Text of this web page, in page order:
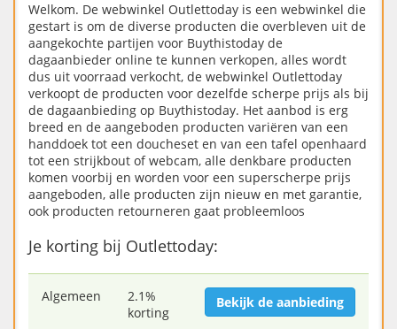
Welkom. De webwinkel Outlettoday is een webwinkel die
gestart is om de diverse producten die overbleven uit de
aangekochte partijen voor Buythistoday de
dagaanbieder online te kunnen verkopen, alles wordt
dus uit voorraad verkocht, de webwinkel Outlettoday
verkoopt de producten voor dezelfde scherpe prijs als bij
de dagaanbieding op Buythistoday. Het aanbod is erg
breed en de aangeboden producten variëren van een
handdoek tot een doucheset en van een tafel openhaard
tot een strijkbout of webcam, alle denkbare producten
komen voorbij en worden voor een superscherpe prijs
aangeboden, alle producten zijn nieuw en met garantie,
ook producten retourneren gaat probleemloos
Je korting bij Outlettoday:
Algemeen
2.1%
korting
Bekijk de aanbieding